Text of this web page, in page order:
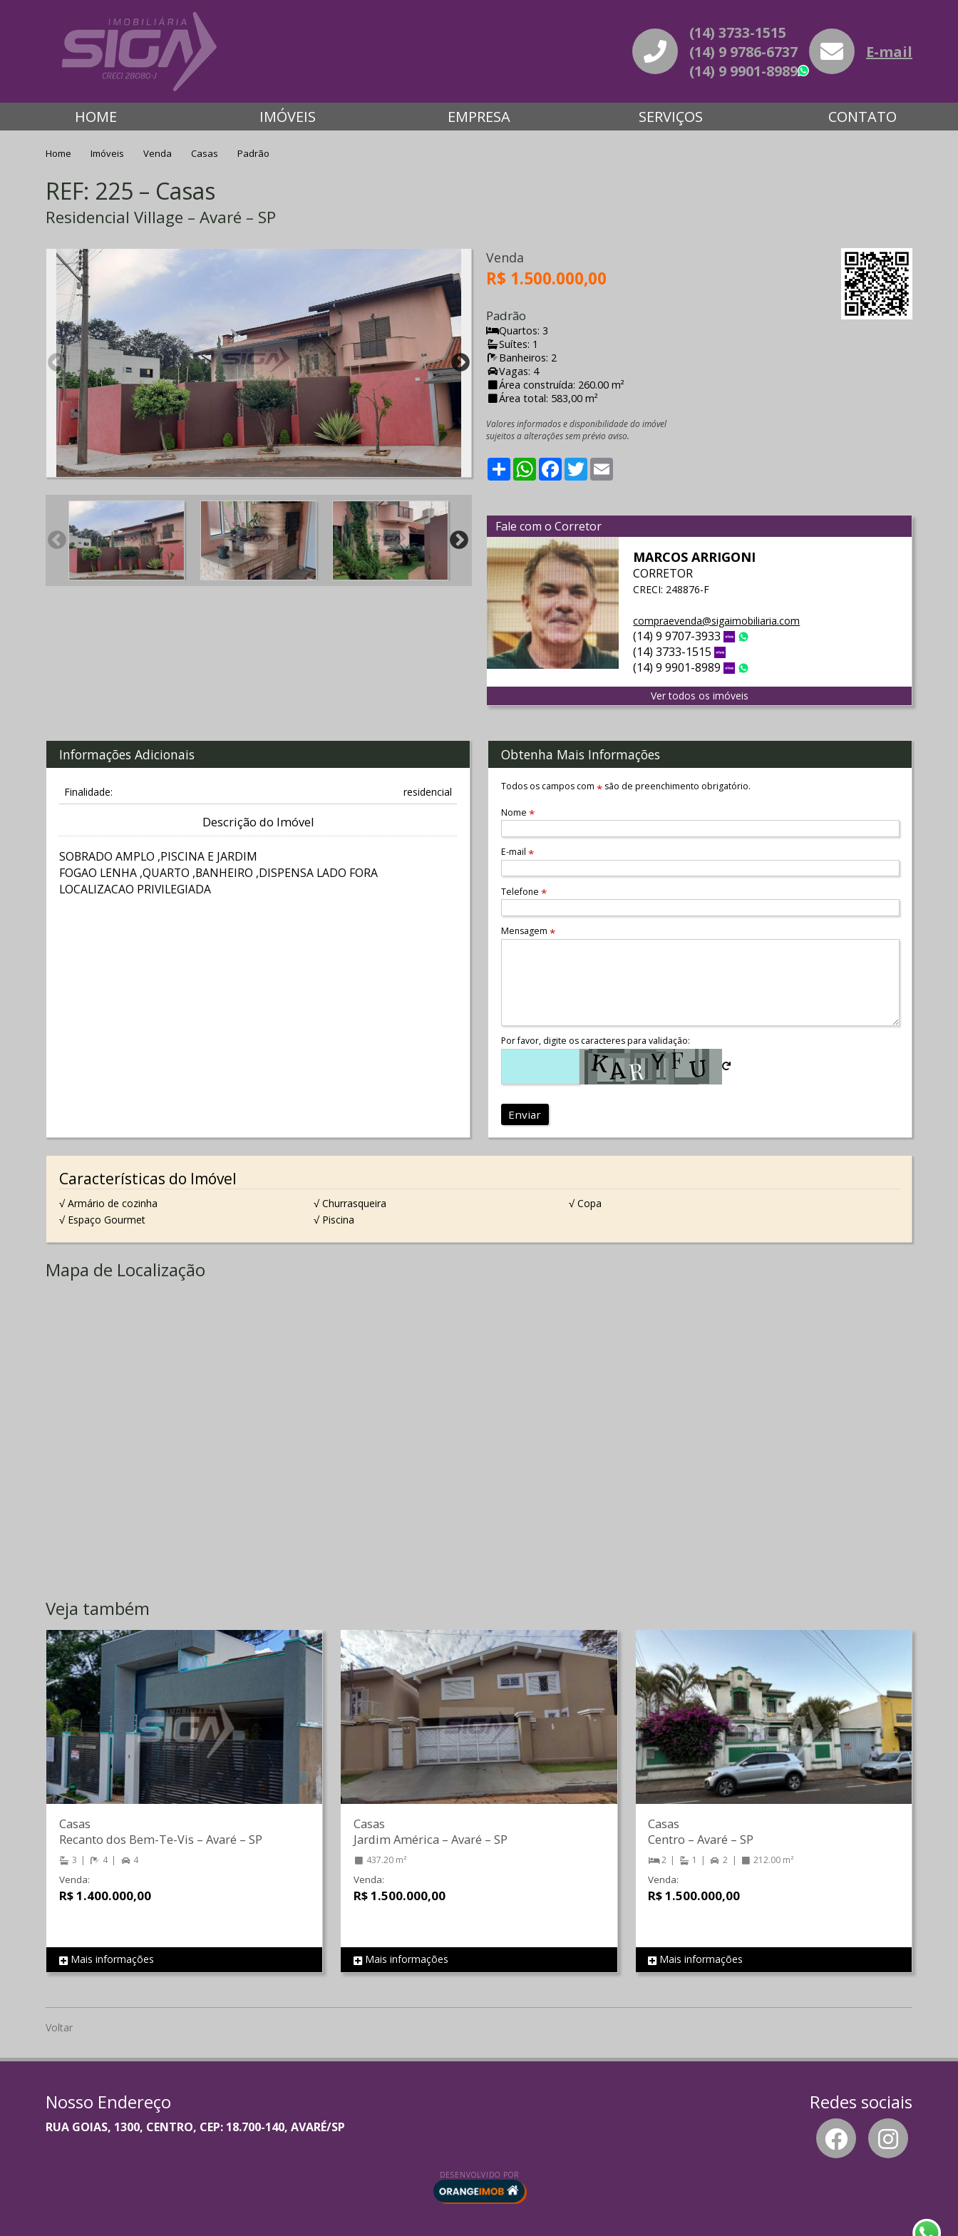
(14) 3733-1515
(14) 9 9786-6737
(14) 9 9901-8989
WhatsApp
E-mail
HOME IMÓVEIS EMPRESA SERVIÇOS CONTATO
Home Imóveis Venda Casas Padrão
REF: 225 – Casas
Residencial Village – Avaré – SP
Venda
R$ 1.500.000,00
Padrão
Quartos: 3
Suítes: 1
Banheiros: 2
Vagas: 4
Área construída: 260.00 m²
Área total: 583,00 m²
Valores informados e disponibilidade do imóvel
sujeitos a alterações sem prévio aviso.
ShareWhatsApp
Facebook
Twitter
Fale com o Corretor
MARCOS ARRIGONI
CORRETOR
CRECI: 248876-F
compraevenda@sigaimobiliaria.com
(14) 9 9707-3933 Vivo
(14) 3733-1515
(14) 9 9901-8989 Vivo
Ver todos os imóveis
Informações Adicionais
Finalidade: residencial
Descrição do Imóvel
SOBRADO AMPLO ,PISCINA E JARDIM
FOGAO LENHA ,QUARTO ,BANHEIRO ,DISPENSA LADO FORA
LOCALIZACAO PRIVILEGIADA
Obtenha Mais Informações
Todos os campos com *são de preenchimento obrigatório.
Nome *
E-mail *
Telefone *
Mensagem *
Por favor, digite os caracteres para validação:
Enviar
Características do Imóvel
√ Armário de cozinha √ Churrasqueira
√ Copa
√ Espaço Gourmet
√ Piscina
Mapa de Localização
Veja também
REF 2014
Casas
Recanto dos Bem-Te-Vis – Avaré – SP
3 4 4
Venda:
R$ 1.400.000,00
Mais informações REF 234
Casas
Jardim América – Avaré – SP
437.20 m²
Venda:
R$ 1.500.000,00
Mais informações REF 1331
Casas
Centro –Avaré –SP
2 1 2 212.00 m²
Venda:
R$ 1.500.000,00
Mais informações
Voltar
Nosso Endereço
RUA GOIAS, 1300, CENTRO, CEP: 18.700-140, AVARÉ/SP
Redes sociais
DESENVOLVIDO POR